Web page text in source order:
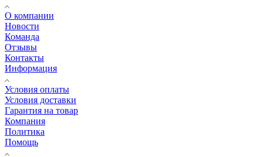
О компании
Новости
Команда
Отзывы
Контакты
Информация
Условия оплаты
Условия доставки
Гарантия на товар
Компания
Политика
Помощь